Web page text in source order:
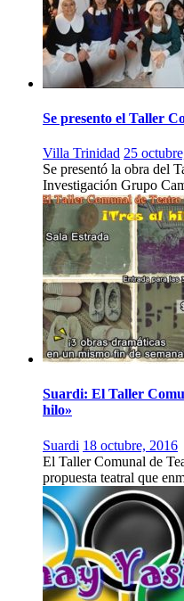
Se presento el Taller
Villa Trinidad 25
Se presentó la obra del
Investigación Grupo
Suardi: El Taller
hilo»
Suardi 18 octubre, 2016
El Taller Comunal de
propuesta teatral que